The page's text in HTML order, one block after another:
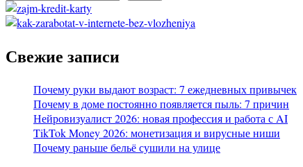
Свежие записи
Почему руки выдают возраст: 7 ежедневных привычек
Почему в доме постоянно появляется пыль: 7 причин
Нейровизуалист 2026: новая профессия и работа с AI
TikTok Money 2026: монетизация и вирусные ниши
Почему раньше бельё сушили на улице